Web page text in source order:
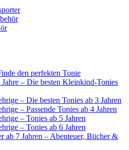
den perfekten Tonie
– Die besten Kleinkind-Tonies
– Die besten Tonies ab 3 Jahren
– Passende Tonies ab 4 Jahren
– Tonies ab 5 Jahren
– Tonies ab 6 Jahren
ab 7 Jahren – Abenteuer, Bücher &